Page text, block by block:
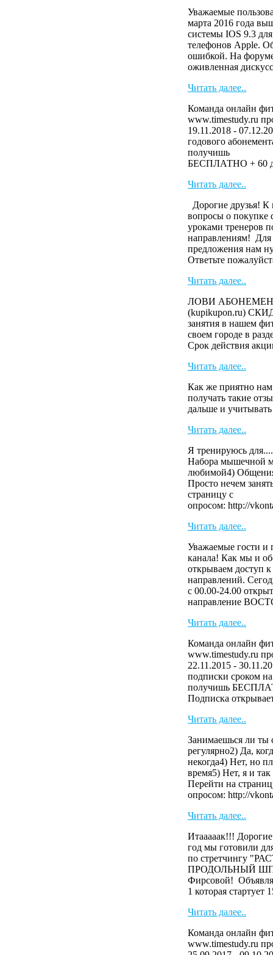
Уважаемые
марта 2016 года
системы IOS 9.3
телефонов Apple.
ошибкой. На
оживленная
Читать далее..
Команда онлайн
www.timestudy.ru
19.11.2018 -
годового
БЕСПЛАТНО + 60
Читать далее..
Дорогие друзья! К
вопросы о покупке
уроками тренеров
направлениям! Для
предложения нам
Ответьте
Читать далее..
ЛОВИ АБОНЕМЕНТ
(kupikupon.ru)
занятия в нашем
своем городе в
Cрок действия
Читать далее..
Как же приятно
получать такие
дальше и
Читать далее..
Я тренируюсь
Набора мышечной
любимой4)
Просто нечем
страницу с
опросом: http://
Читать далее..
Уважаемые гости и
канала! Как мы и
открываем доступ
направлений.
с 00.00-24.00
направление
Читать далее..
Команда онлайн
www.timestudy.ru
22.11.2015 -
подписки сроком
получишь
Подписка
Читать далее..
Занимаешься ли ты
регулярно2) Да,
некогда4) Нет, но
время5) Нет, я и
Перейти на
опросом: http://
Читать далее..
Итааааак!!!
год мы готовили
по стретчингу
ПРОДОЛЬНЫЙ
Фирсовой!
1 которая стартует
Читать далее..
Команда онлайн
www.timestudy.ru